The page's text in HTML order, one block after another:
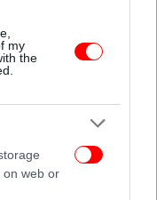
my
the
on web or
θέλουν να κάνουν
έχουν κωδικούς
αιτήσεις. Για